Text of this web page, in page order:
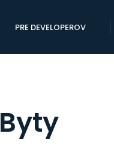
PRE DEVELOPEROV
Byty